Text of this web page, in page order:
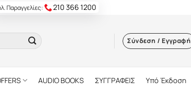
Παραγγελίες: 210 366 1200
Σύνδεση / Εγγραφή
AUDIO BOOKS ΣΥΓΓΡΑΦΕΙΣ Υπό Έκδοση